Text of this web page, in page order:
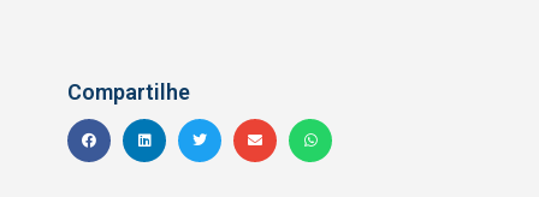
Compartilhe